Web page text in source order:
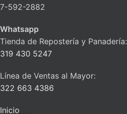
7-592-2882
Whatsapp
Tienda de Repostería y Panadería:
319 430 5247
Línea de Ventas al Mayor:
322 663 4386
Inicio